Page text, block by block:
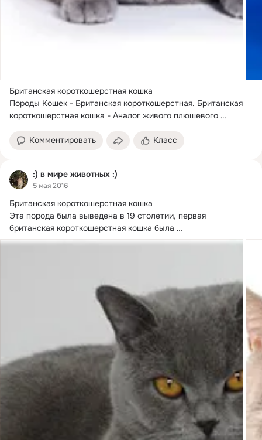
Британская короткошерстная кошка
Породы Кошек - Британская короткошерстная. Британская
короткошерстная кошка - Аналог живого плюшевого
Комментировать
Класс
:) в мире животных :)
5 мая 2016
Британская короткошерстная кошка
Эта порода была выведена в 19 столетии, первая
британская короткошерстная кошка была
зарегистрирована...